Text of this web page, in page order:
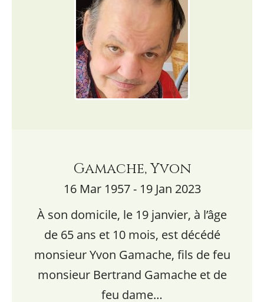
Gamache, Yvon
16 Mar 1957 - 19 Jan 2023
À son domicile, le 19 janvier, à l’âge
de 65 ans et 10 mois, est décédé
monsieur Yvon Gamache, fils de feu
monsieur Bertrand Gamache et de
feu dame…